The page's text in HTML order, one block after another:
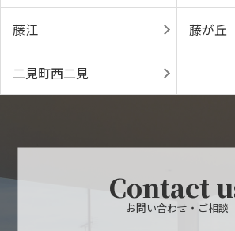
藤江 藤が丘
二見町西二見
Contact
お問い合わせ・ご相談